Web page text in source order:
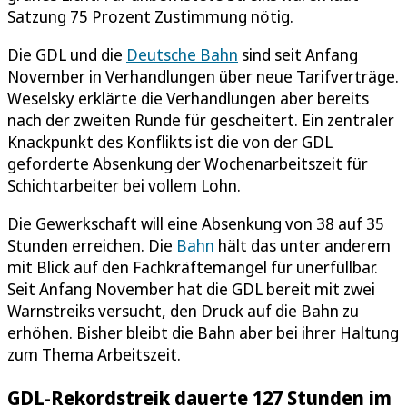
Satzung 75 Prozent Zustimmung nötig.
Die GDL und die Deutsche Bahn sind seit Anfang
November in Verhandlungen über neue Tarifverträge.
Weselsky erklärte die Verhandlungen aber bereits
nach der zweiten Runde für gescheitert. Ein zentraler
Knackpunkt des Konflikts ist die von der GDL
geforderte Absenkung der Wochenarbeitszeit für
Schichtarbeiter bei vollem Lohn.
Die Gewerkschaft will eine Absenkung von 38 auf 35
Stunden erreichen. Die Bahn hält das unter anderem
mit Blick auf den Fachkräftemangel für unerfüllbar.
Seit Anfang November hat die GDL bereit mit zwei
Warnstreiks versucht, den Druck auf die Bahn zu
erhöhen. Bisher bleibt die Bahn aber bei ihrer Haltung
zum Thema Arbeitszeit.
GDL-Rekordstreik dauerte 127 Stunden im